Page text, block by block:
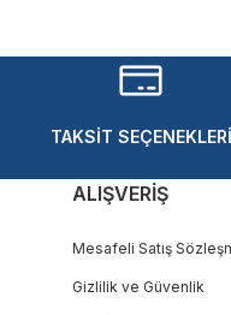
TAKSİT SEÇENEKLERİ
ALIŞVERİŞ
Mesafeli Satış
Gizlilik ve Güvenlik